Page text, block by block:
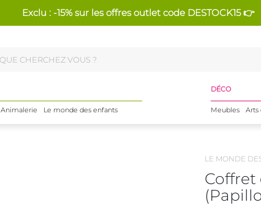
Exclu : -15% sur les offres outlet code DESTOCK15 👉
Animalerie Le monde des enfants
DÉCO
Meubles Arts
LE MONDE